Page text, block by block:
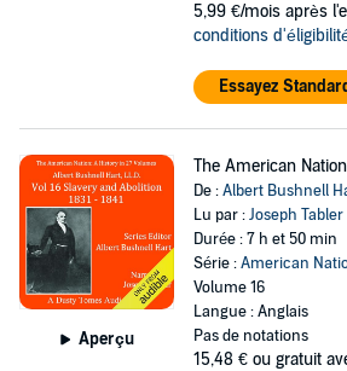
5,99 €/mois après
conditions
Essayez
Aperçu
The American
De :Albert Bushnell
Lu par :Joseph Tabler
Durée : 7 h et 50 min
Série :American
Volume 16
Langue : Anglais
Pas de notations
15,48 € ou gratuit